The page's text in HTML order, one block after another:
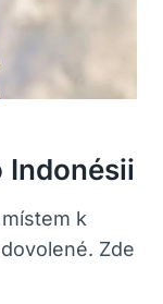
Indonésii
k
Zde